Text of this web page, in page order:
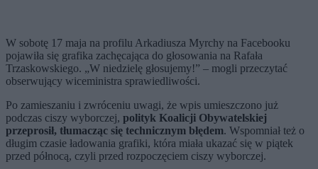
W sobotę 17 maja na profilu Arkadiusza Myrchy na Facebooku
pojawiła się grafika zachęcająca do głosowania na Rafała
Trzaskowskiego. „W niedzielę głosujemy!” – mogli przeczytać
obserwujący wiceministra sprawiedliwości.
Po zamieszaniu i zwróceniu uwagi, że wpis umieszczono już
podczas ciszy wyborczej, polityk Koalicji Obywatelskiej
przeprosił, tłumacząc się technicznym błędem. Wspomniał też o
długim czasie ładowania grafiki, która miała ukazać się w piątek
przed północą, czyli przed rozpoczęciem ciszy wyborczej.